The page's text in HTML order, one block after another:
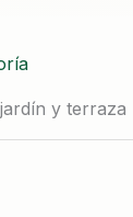
y terraza